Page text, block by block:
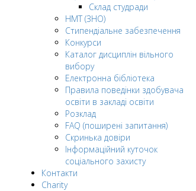
Склад студради
НМТ (ЗНО)
Стипендіальне забезпечення
Конкурси
Каталог дисциплін вільного
вибору
Електронна бібліотека
Правила поведінки здобувача
освіти в закладі освіти
Розклад
FAQ (поширені запитання)
Скринька довіри
Інформаційний куточок
соціального захисту
Контакти
Charity